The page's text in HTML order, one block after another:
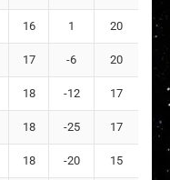
16 1 20
17 -6 20
18 -12 17
18 -25 17
18 -20 15